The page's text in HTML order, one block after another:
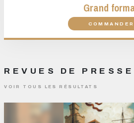
Grand
COMMANDER
REVUES DE PRESSE
VOIR TOUS LES RÉSULTATS